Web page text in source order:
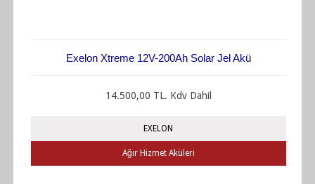
Exelon Xtreme 12V-200Ah Solar Jel Akü
14.500,00 TL. Kdv Dahil
EXELON
Ağır Hizmet Aküleri